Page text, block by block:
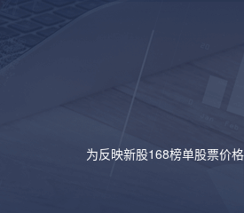
为反映新股168榜单股票价